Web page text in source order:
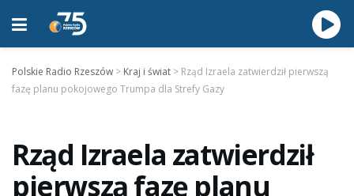
Polskie Radio Rzeszów > Kraj i świat > Rząd Izraela zatwierdził pierwszą
fazę planu pokojowego Trumpa dla Strefy Gazy
Rząd Izraela zatwierdził
pierwszą fazę planu